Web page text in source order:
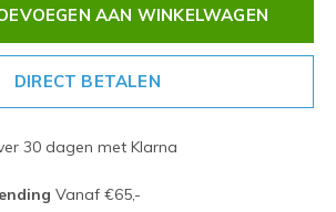
AAN WINKELWAGEN
DIRECT BETALEN
30 dagen met Klarna
Vanaf €65,-